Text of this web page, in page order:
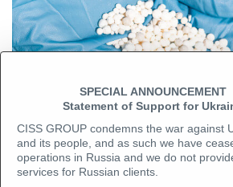
SPECIAL ANNOUNCEMENT
Statement of Support for
CISS GROUP condemns the war against
and its people, and as such we have
operations in Russia and we do not
services for Russian clients.